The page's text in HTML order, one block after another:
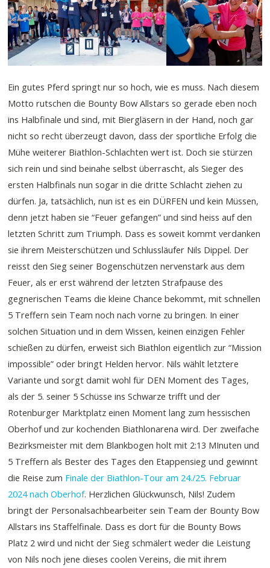
Ein gutes Pferd springt nur so hoch, wie es muss. Nach diesem
Motto rutschen die Bounty Bow Allstars so gerade eben noch
ins Halbfinale und sind, mit Biergläsern in der Hand, noch gar
nicht so recht überzeugt davon, dass der sportliche Erfolg die
Mühe weiterer Biathlon-Schlachten wert ist. Doch sie stürzen
sich rein und sind beinahe selbst überrascht, als Sieger des
ersten Halbfinals nun sogar in die dritte Schlacht ziehen zu
dürfen. Ja, tatsächlich, nun ist es ein DÜRFEN und kein Müssen,
denn jetzt haben sie “Feuer gefangen” und sind heiss auf den
letzten Schritt zum Triumph. Dass es soweit kommt verdanken
sie ihrem Meisterschützen und Schlussläufer Nils Dippel. Der
reisst den Sieg seiner Bogenschützen nervenstark aus dem
Feuer, als er erst während der letzten Strafpause des
gegnerischen Teams die kleine Chance bekommt, mit schnellen
5 Treffern sein Team noch nach vorne zu bringen. In einer
solchen Situation und in dem Wissen, keinen einzigen Fehler
schießen zu dürfen, erweist sich Biathlon eigentlich zur “Mission
impossible” oder bringt Helden hervor. Nils wählt letztere
Variante und sorgt damit wohl für DEN Moment des Tages,
als der 5. seiner 5 Schüsse ins Schwarze trifft und der
Rotenburger Marktplatz einen Moment lang zum hessischen
Oberhof und zur kochenden Biathlonarena wird. Der zweifache
Bezirksmeister mit dem Blankbogen holt mit 2:13 MInuten und
5 Treffern als Bester des Tages den Etappensieg und gewinnt
die Reise zum Finale der Biathlon-Tour am 24./25. Februar
2024 nach Oberhof. Herzlichen Glückwunsch, Nils! Zudem
bringt der Personalsachbearbeiter sein Team der Bounty Bow
Allstars ins Staffelfinale. Dass es dort für die Bounty Bows
Platz 2 wird und nicht der Sieg schmälert weder die Leistung
von Nils noch jene dieses coolen Vereins, die mit ihrem